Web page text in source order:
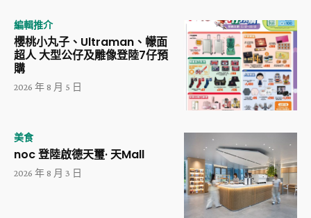
編輯推介
櫻桃小丸子、Ultraman、幪面
超人 大型公仔及雕像登陸7仔預
購
2026 年 8 月 5 日
美食
noc 登陸啟德天璽· 天Mall
2026 年 8 月 3 日